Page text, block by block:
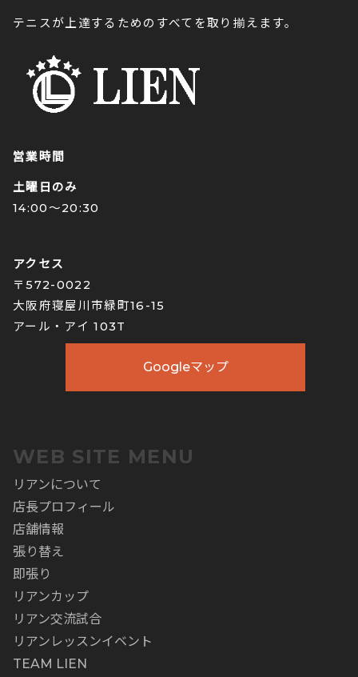
テニスが上達するためのすべてを取り揃えます。
営業時間
土曜日のみ
14:00〜20:30
アクセス
〒572-0022
大阪府寝屋川市緑町16-15
アール・アイ 103T
Googleマップ
WEB SITE MENU
リアンについて
店長プロフィール
店舗情報
張り替え
即張り
リアンカップ
リアン交流試合
リアンレッスンイベント
TEAM LIEN